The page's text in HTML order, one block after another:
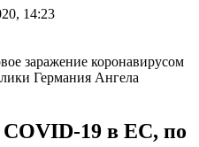
14:23
Германия Ангела
19 в ЕС, по